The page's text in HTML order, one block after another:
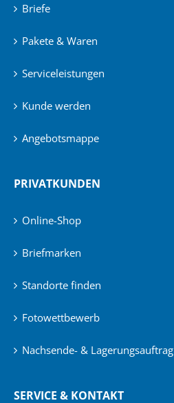
Briefe
Pakete & Waren
Serviceleistungen
Kunde werden
Angebotsmappe
PRIVATKUNDEN
Online-Shop
Briefmarken
Standorte finden
Fotowettbewerb
Nachsende- & Lagerungsauftrag
SERVICE & KONTAKT